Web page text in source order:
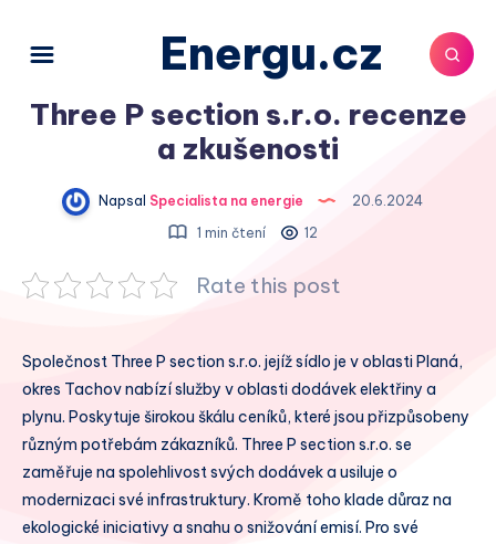
Energu.cz
Three P section s.r.o. recenze
a zkušenosti
Napsal Specialista na energie
20.6.2024
1 min čtení
12
Rate this post
Společnost Three P section s.r.o. jejíž sídlo je v oblasti Planá,
okres Tachov nabízí služby v oblasti dodávek elektřiny a
plynu. Poskytuje širokou škálu ceníků, které jsou přizpůsobeny
různým potřebám zákazníků. Three P section s.r.o. se
zaměřuje na spolehlivost svých dodávek a usiluje o
modernizaci své infrastruktury. Kromě toho klade důraz na
ekologické iniciativy a snahu o snižování emisí. Pro své